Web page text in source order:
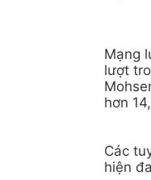
Mạng
lượt
hơn
Các
hiện